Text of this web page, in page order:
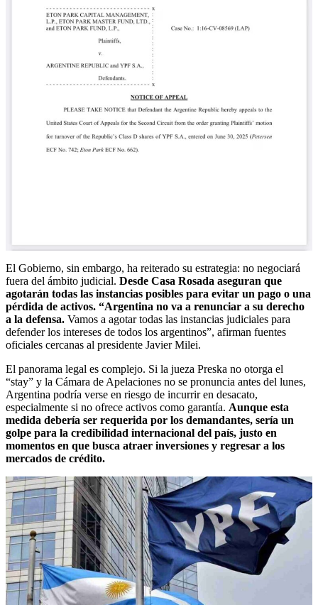
El Gobierno, sin embargo, ha reiterado su estrategia: no negociará
fuera del ámbito judicial. Desde Casa Rosada aseguran que
agotarán todas las instancias posibles para evitar un pago o una
pérdida de activos. “Argentina no va a renunciar a su derecho
a la defensa. Vamos a agotar todas las instancias judiciales para
defender los intereses de todos los argentinos”, afirman fuentes
oficiales cercanas al presidente Javier Milei.
El panorama legal es complejo. Si la jueza Preska no otorga el
“stay” y la Cámara de Apelaciones no se pronuncia antes del lunes,
Argentina podría verse en riesgo de incurrir en desacato,
especialmente si no ofrece activos como garantía. Aunque esta
medida debería ser requerida por los demandantes, sería un
golpe para la credibilidad internacional del país, justo en
momentos en que busca atraer inversiones y regresar a los
mercados de crédito.